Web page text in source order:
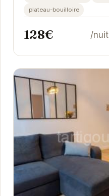
plateau-bouilloire
128€ /nuit